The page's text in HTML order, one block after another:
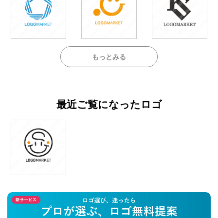
もっとみる
最近ご覧になったロゴ